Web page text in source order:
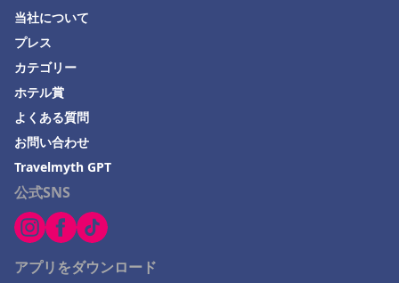
大洗町でのホテル
下田市でのホテル
飛騨市でのホテル
茅ヶ崎市でのホテル
長浜市でのホテル
高千穂町でのホテル
延岡市でのホテル
鳴門市でのホテル
公式SNS
アプリをダウンロード
当社について
プレス
カテゴリー
ホテル賞
よくある質問
お問い合わせ
Travelmyth GPT